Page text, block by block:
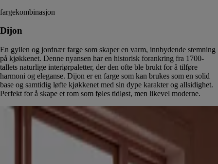
fargekombinasjon
Dijon
En gyllen og jordnær farge som skaper en varm, innbydende stemning
på kjøkkenet. Denne nyansen har en historisk forankring fra 1700-
tallets naturlige interiørpaletter, der den ofte ble brukt for å tilføre
harmoni og eleganse. Dijon er en farge som kan brukes som en solid
base og samtidig løfte kjøkkenet med sin dype karakter og allsidighet.
Perfekt for å skape et rom som føles tidløst, men likevel moderne.